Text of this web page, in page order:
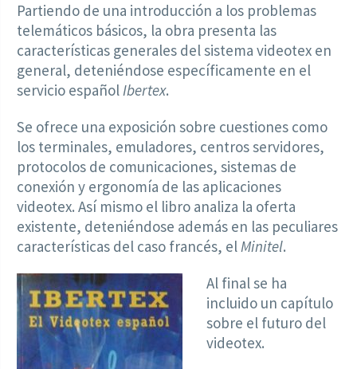
Partiendo de una introducción a los problemas
telemáticos básicos, la obra presenta las
características generales del sistema videotex en
general, deteniéndose específicamente en el
servicio españolIbertex.
Se ofrece una exposición sobre cuestiones como
los terminales, emuladores, centros servidores,
protocolos de comunicaciones, sistemas de
conexión y ergonomía de las aplicaciones
videotex. Así mismo el libro analiza la oferta
existente, deteniéndose además en las peculiares
características del caso francés, elMinitel.
Al final se ha
incluido un capítulo
sobre el futuro del
videotex.